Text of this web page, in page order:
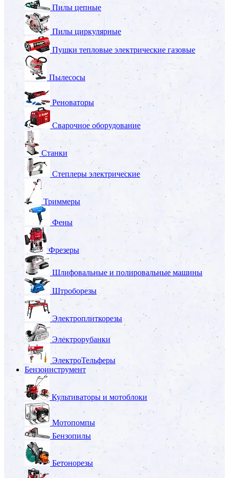
Пилы цепные
Пилы циркулярные
Пушки тепловые электрические газовые
Пылесосы
Реноваторы
Сварочное оборудование
Станки
Степлеры электрические
Триммеры
Фены
Фрезеры
Шлифовальные и полировальные машины
Штроборезы
Электроплиткорезы
Электрорубанки
ЭлектроТельферы
Бензоинструмент
Культиваторы и мотоблоки
Мотопомпы
Бензопилы
Бетонорезы